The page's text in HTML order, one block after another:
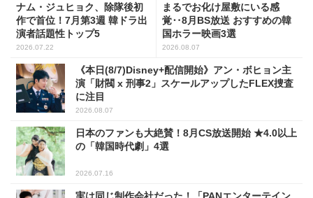
ナム・ジュヒョク、除隊後初
作で首位！7月第3週 韓ドラ出
演者話題性トップ5
2026.07.22
まるでお化け屋敷にいる感
覚‥8月BS放送 おすすめの韓
国ホラー映画3選
2026.08.07
《本日(8/7)Disney+配信開始》アン・ボヒョン主
演「財閥 x 刑事2」スケールアップしたFLEX捜査
に注目
2026.08.07
日本のファンも大絶賛！8月CS放送開始 ★4.0以上
の「韓国時代劇」4選
2026.07.16